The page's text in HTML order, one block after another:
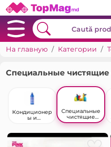
На главную Категории
Специальные чистящие
Кондиционер
ы и
Специальные
чистящие
средства